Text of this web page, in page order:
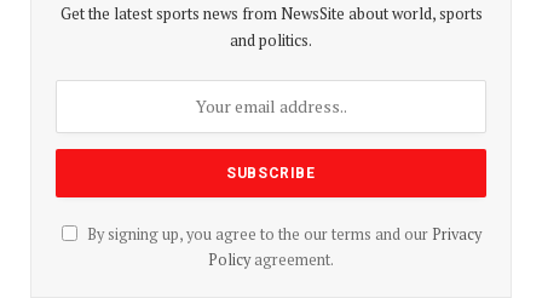
Get the latest sports news from NewsSite about world, sports
and politics.
By signing up, you agree to the our terms and our Privacy
Policyagreement.